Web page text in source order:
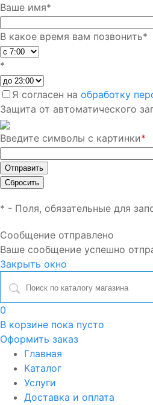
Ваше имя*
В какое время вам позвонить*
*
Я согласен на обработку
Защита от автоматического
Введите символы с картинки*
* - Поля, обязательные для
Сообщение отправлено
Ваше сообщение успешно
Закрыть окно
0
В корзине пока пусто
Оформить заказ
Главная
Каталог
Услуги
Доставка и оплата